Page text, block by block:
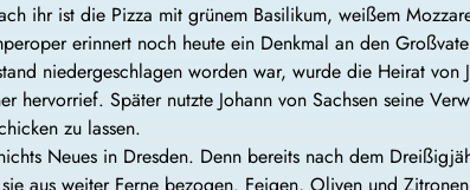
ihr ist die Pizza mit grünem Basilikum, weißem
erinnert noch heute ein Denkmal an den
niedergeschlagen worden war, wurde die Heirat von
hervorrief. Später nutzte Johann von Sachsen seine
zu lassen.
Neues in Dresden. Denn bereits nach dem